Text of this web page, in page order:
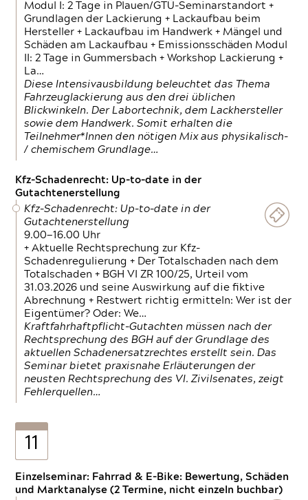
Modul I: 2 Tage in Plauen/GTÜ-Seminarstandort +
Grundlagen der Lackierung + Lackaufbau beim
Hersteller + Lackaufbau im Handwerk + Mängel und
Schäden am Lackaufbau + Emissionsschäden Modul
II: 2 Tage in Gummersbach + Workshop Lackierung +
La…
Diese Intensivausbildung beleuchtet das Thema
Fahrzeuglackierung aus den drei üblichen
Blickwinkeln. Der Labortechnik, dem Lackhersteller
sowie dem Handwerk. Somit erhalten die
Teilnehmer*Innen den nötigen Mix aus physikalisch-
/ chemischem Grundlage…
Kfz-Schadenrecht: Up-to-date in der
Gutachtenerstellung
Kfz-Schadenrecht: Up-to-date in der
Gutachtenerstellung
9.00—16.00 Uhr
+ Aktuelle Rechtsprechung zur Kfz-
Schadenregulierung + Der Totalschaden nach dem
Totalschaden + BGH VI ZR 100/25, Urteil vom
31.03.2026 und seine Auswirkung auf die fiktive
Abrechnung + Restwert richtig ermitteln: Wer ist der
Eigentümer? Oder: We…
Kraftfahrhaftpflicht-Gutachten müssen nach der
Rechtsprechung des BGH auf der Grundlage des
aktuellen Schadenersatzrechtes erstellt sein. Das
Seminar bietet praxisnahe Erläuterungen der
neusten Rechtsprechung des VI. Zivilsenates, zeigt
Fehlerquellen…
11
Einzelseminar: Fahrrad & E-Bike: Bewertung, Schäden
und Marktanalyse (2 Termine, nicht einzeln buchbar)